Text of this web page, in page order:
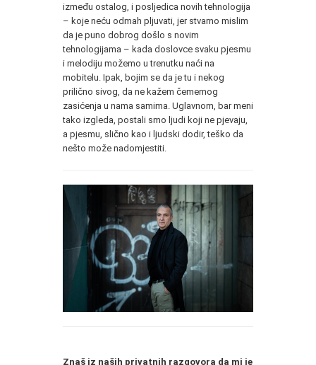
između ostalog, i posljedica novih tehnologija
– koje neću odmah pljuvati, jer stvarno mislim
da je puno dobrog došlo s novim
tehnologijama – kada doslovce svaku pjesmu
i melodiju možemo u trenutku naći na
mobitelu. Ipak, bojim se da je tu i nekog
prilično sivog, da ne kažem čemernog
zasićenja u nama samima. Uglavnom, bar meni
tako izgleda, postali smo ljudi koji ne pjevaju,
a pjesmu, slično kao i ljudski dodir, teško da
nešto može nadomjestiti.
Znaš iz naših privatnih razgovora da mi je